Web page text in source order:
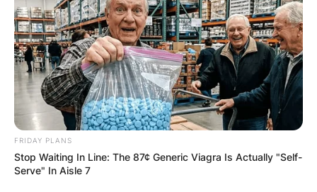
FRIDAY PLANS
Stop Waiting In Line: The 87¢ Generic Viagra Is Actually "Self-
Serve" In Aisle 7